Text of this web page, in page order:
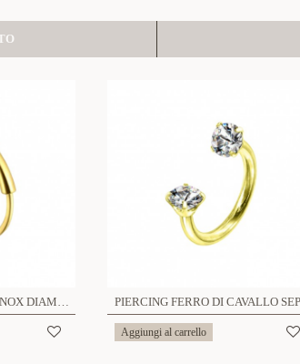
CERCHIO IN ACCIAIO INOX DIAMETRO 8MM - 6621124079709/83393/83324
Aggiungi al carrello